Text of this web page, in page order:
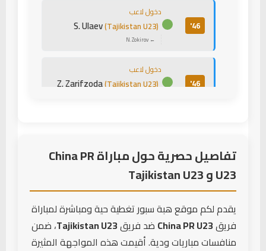
46'
دخول لاعب
S. Ulaev(Tajikistan U23)
← N. Zokirov
46'
دخول لاعب
Z. Zarifzoda(Tajikistan U23)
← Shiqin Wang
66'
دخول لاعب
U23)
← Jin Yonghao
تفاصيل حصرية حول مباراة China PR
U23 و Tajikistan U23
يقدم لكم موقع هبة سبور تغطية حية ومباشرة لمباراة
فريقChina PR U23 ضد فريقTajikistan U23، ضمن
منافسات مباريات ودية. أقيمت هذه المواجهة المثيرة